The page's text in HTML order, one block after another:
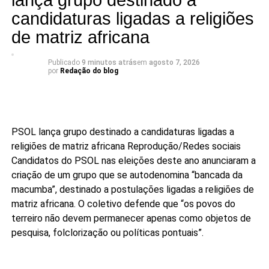
candidaturas ligadas a religiões
de matriz africana
Publicado 9 minutos atrásem agosto 7, 2026
por Redação do blog
PSOL lança grupo destinado a candidaturas ligadas a
religiões de matriz africana Reprodução/Redes sociais
Candidatos do PSOL nas eleições deste ano anunciaram a
criação de um grupo que se autodenomina “bancada da
macumba”, destinado a postulações ligadas a religiões de
matriz africana. O coletivo defende que “os povos do
terreiro não devem permanecer apenas como objetos de
pesquisa, folclorização ou políticas pontuais”.